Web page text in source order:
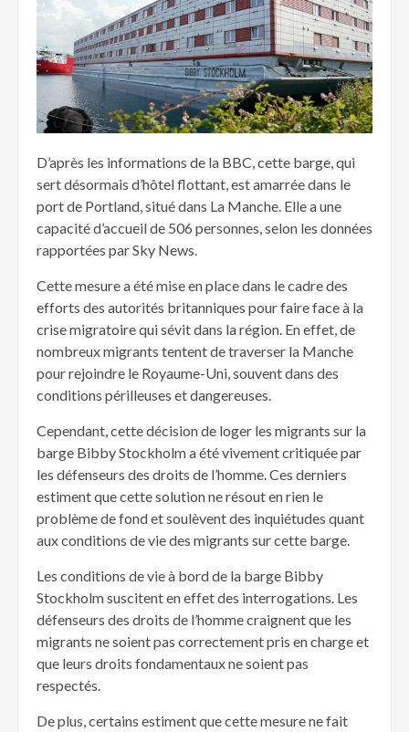
D’après les informations de la BBC, cette barge, qui
sert désormais d’hôtel flottant, est amarrée dans le
port de Portland, situé dans La Manche. Elle a une
capacité d’accueil de 506 personnes, selon les données
rapportées par Sky News.
Cette mesure a été mise en place dans le cadre des
efforts des autorités britanniques pour faire face à la
crise migratoire qui sévit dans la région. En effet, de
nombreux migrants tentent de traverser la Manche
pour rejoindre le Royaume-Uni, souvent dans des
conditions périlleuses et dangereuses.
Cependant, cette décision de loger les migrants sur la
barge Bibby Stockholm a été vivement critiquée par
les défenseurs des droits de l’homme. Ces derniers
estiment que cette solution ne résout en rien le
problème de fond et soulèvent des inquiétudes quant
aux conditions de vie des migrants sur cette barge.
Les conditions de vie à bord de la barge Bibby
Stockholm suscitent en effet des interrogations. Les
défenseurs des droits de l’homme craignent que les
migrants ne soient pas correctement pris en charge et
que leurs droits fondamentaux ne soient pas
respectés.
De plus, certains estiment que cette mesure ne fait